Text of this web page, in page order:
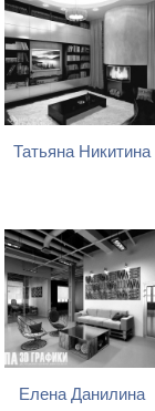
Татьяна Никитина
Елена Данилина